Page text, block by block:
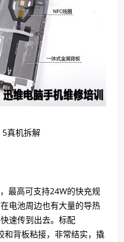
真机拆解
高可支持24W的快充规
电池周边也有大量的导热
速传到出去。标配
背板粘接，非常结实，撬